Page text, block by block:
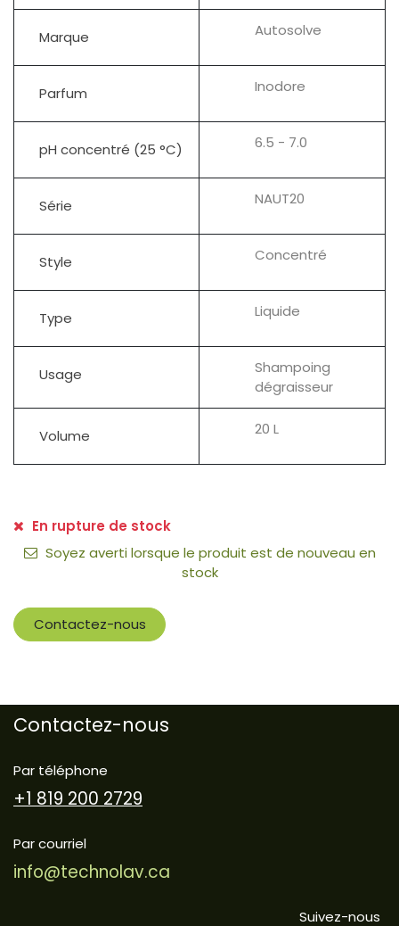
Marque Autosolve
Parfum Inodore
pH concentré (25 °C) 6.5 - 7.0
Série NAUT20
Style Concentré
Type Liquide
Usage
Shampoing
dégraisseur
Volume 20 L
En rupture de stock
Soyez averti lorsque le produit est de nouveau en
stock
Contactez-nous
Contactez-nous
Par téléphone
+1 819 200 2729
Par courriel
info@technolav.ca
Suivez-nous